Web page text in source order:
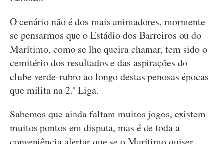
O cenário não é dos mais animadores, mormente
se pensarmos que o Estádio dos Barreiros ou do
Marítimo, como se lhe queira chamar, tem sido o
cemitério dos resultados e das aspirações do
clube verde-rubro ao longo destas penosas épocas
que milita na 2.ª Liga.
Sabemos que ainda faltam muitos jogos, existem
muitos pontos em disputa, mas é de toda a
conveniência alertar que se o Marítimo quiser